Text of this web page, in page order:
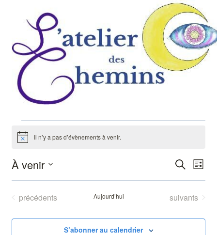
contenu
Évènements
Notice Il n’y a pas d’évènements à venir.
de
Liste
À venir
Sélectionnez
date.
Évènements
précédents Aujourd’hui Évènements
suivants
S’abonner au calendrier